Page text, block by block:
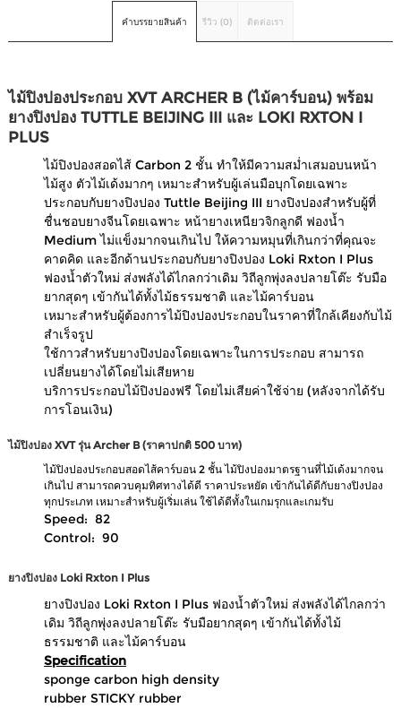
คำบรรยายสินค้า รีวิว (0) ติดต่อเรา
ไม้ปิงปองประกอบ XVT ARCHER B (ไม้คาร์บอน) พร้อม
ยางปิงปอง TUTTLE BEIJING III และ LOKI RXTON I
PLUS
ไม้ปิงปองสอดไส้ Carbon 2 ชั้น ทำให้มีความสม่ำเสมอบนหน้า
ไม้สูง ตัวไม้เด้งมากๆ เหมาะสำหรับผู้เล่นมือบุกโดยเฉพาะ
ประกอบกับยางปิงปอง Tuttle Beijing III ยางปิงปองสำหรับผู้ที่
ชื่นชอบยางจีนโดยเฉพาะ หน้ายางเหนียวจิกลูกดี ฟองน้ำ
Medium ไม่แข็งมากจนเกินไป ให้ความหมุนที่เกินกว่าที่คุณจะ
คาดคิด และอีกด้านประกอบกับยางปิงปอง Loki Rxton I Plus
ฟองน้ำตัวใหม่ ส่งพลังได้ไกลกว่าเดิม วิถีลูกพุ่งลงปลายโต๊ะ รับมือ
ยากสุดๆ เข้ากันได้ทั้งไม้ธรรมชาติ และไม้คาร์บอน
เหมาะสำหรับผู้ต้องการไม้ปิงปองประกอบในราคาที่ใกล้เคียงกับไม้
สำเร็จรูป
ใช้กาวสำหรับยางปิงปองโดยเฉพาะในการประกอบ สามารถ
เปลี่ยนยางได้โดยไม่เสียหาย
บริการประกอบไม้ปิงปองฟรี โดยไม่เสียค่าใช้จ่าย (หลังจากได้รับ
การโอนเงิน)
ไม้ปิงปอง XVT รุ่น Archer B (ราคาปกติ 500 บาท)
ไม้ปิงปองประกอบสอดไส้คาร์บอน 2 ชั้น ไม้ปิงปองมาตรฐานที่ไม้เด้งมากจน
เกินไป สามารถควบคุมทิศทางได้ดี ราคาประหยัด เข้ากันได้ดีกับยางปิงปอง
ทุกประเภท เหมาะสำหรับผู้เริ่มเล่น ใช้ได้ดีทั้งในเกมรุกและเกมรับ
Speed: 82
Control: 90
ยางปิงปอง Loki Rxton I Plus
ยางปิงปอง Loki Rxton I Plus ฟองน้ำตัวใหม่ ส่งพลังได้ไกลกว่า
เดิม วิถีลูกพุ่งลงปลายโต๊ะ รับมือยากสุดๆ เข้ากันได้ทั้งไม้
ธรรมชาติ และไม้คาร์บอน
Specification
sponge carbon high density
rubber STICKY rubber